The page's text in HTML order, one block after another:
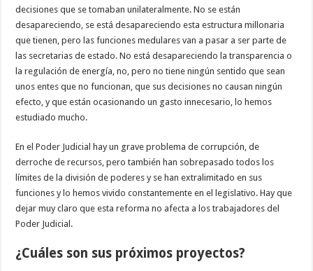
decisiones que se tomaban unilateralmente. No se están
desapareciendo, se está desapareciendo esta estructura millonaria
que tienen, pero las funciones medulares van a pasar a ser parte de
las secretarias de estado. No está desapareciendo la transparencia o
la regulación de energía, no, pero no tiene ningún sentido que sean
unos entes que no funcionan, que sus decisiones no causan ningún
efecto, y que están ocasionando un gasto innecesario, lo hemos
estudiado mucho.
En el Poder Judicial hay un grave problema de corrupción, de
derroche de recursos, pero también han sobrepasado todos los
límites de la división de poderes y se han extralimitado en sus
funciones y lo hemos vivido constantemente en el legislativo. Hay que
dejar muy claro que esta reforma no afecta a los trabajadores del
Poder Judicial.
¿Cuáles son sus próximos proyectos?